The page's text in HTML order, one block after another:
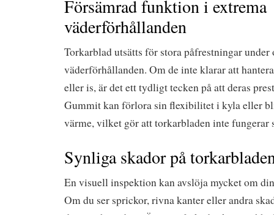
Försämrad funktion i extrema
väderförhållanden
Torkarblad utsätts för stora påfrestningar under
väderförhållanden. Om de inte klarar att
eller is, är det ett tydligt tecken på att deras
Gummit kan förlora sin flexibilitet i kyla eller
värme, vilket gör att torkarbladen inte fungerar
Synliga skador på
En visuell inspektion kan avslöja mycket om
Om du ser sprickor, rivna kanter eller andra